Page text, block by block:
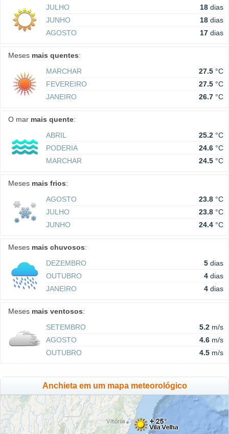
JULHO
18 dias
JUNHO
18 dias
AGOSTO
17 dias
Meses mais quentes:
MARCHAR
27.5 °C
FEVEREIRO
27.5 °C
JANEIRO
26.7 °C
O mar mais quente:
ABRIL
25.2 °C
PODERIA
24.6 °C
MARCHAR
24.5 °C
Meses mais frios:
AGOSTO
23.8 °C
JULHO
23.8 °C
JUNHO
24.4 °C
Meses mais chuvosos:
DEZEMBRO
5 dias
OUTUBRO
4 dias
JANEIRO
4 dias
Meses mais ventosos:
SETEMBRO
5.2 m/s
AGOSTO
4.6 m/s
OUTUBRO
4.5 m/s
Anchieta em um mapa meteorológico